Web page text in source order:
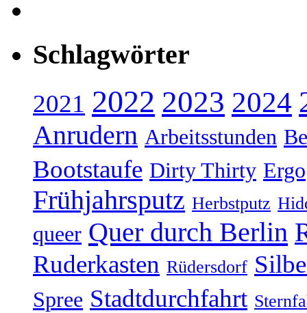
Schlagwörter
2021 2022 2023 2024
Anrudern Arbeitsstunden
Bootstaufe Dirty Thirty Ergo
Frühjahrsputz Herbstputz
queer Quer durch Berlin
Ruderkasten Rüdersdorf
Spree Stadtdurchfahrt